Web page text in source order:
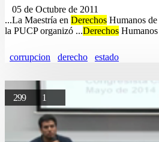
05 de Octubre de 2011
...La Maestría en Derechos Humanos
la PUCP organizó ...Derechos
corrupcion derecho estado
299 1